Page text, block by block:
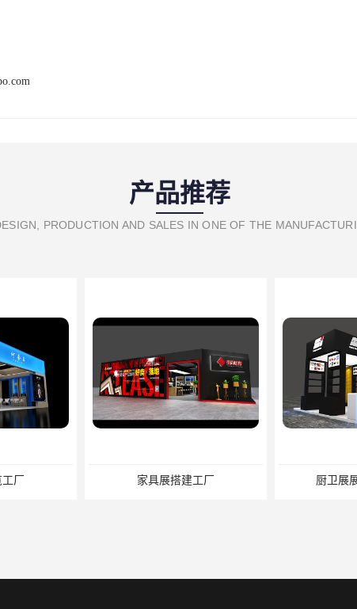
产品推荐
PRODUCTION AND SALES IN ONE OF THE
厂 厨卫展展台搭建工厂 电子